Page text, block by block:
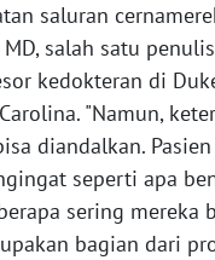
saluran
MD, salah satu
kedokteran di
"Namun,
diandalkan.
seperti apa
sering mereka
bagian dari